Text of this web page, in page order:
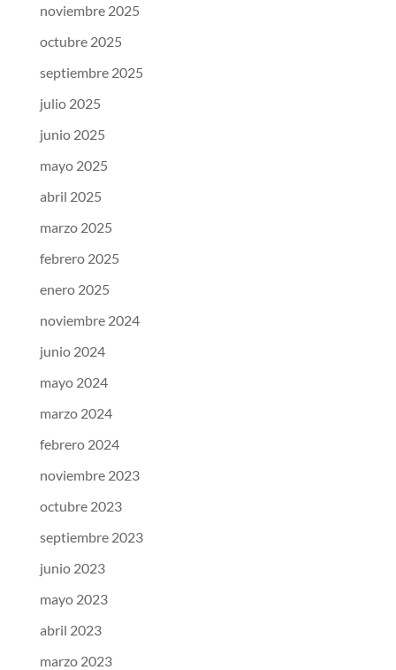
noviembre 2025
octubre 2025
septiembre 2025
julio 2025
junio 2025
mayo 2025
abril 2025
marzo 2025
febrero 2025
enero 2025
noviembre 2024
junio 2024
mayo 2024
marzo 2024
febrero 2024
noviembre 2023
octubre 2023
septiembre 2023
junio 2023
mayo 2023
abril 2023
marzo 2023